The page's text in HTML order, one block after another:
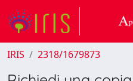
IRIS 2318/1679873